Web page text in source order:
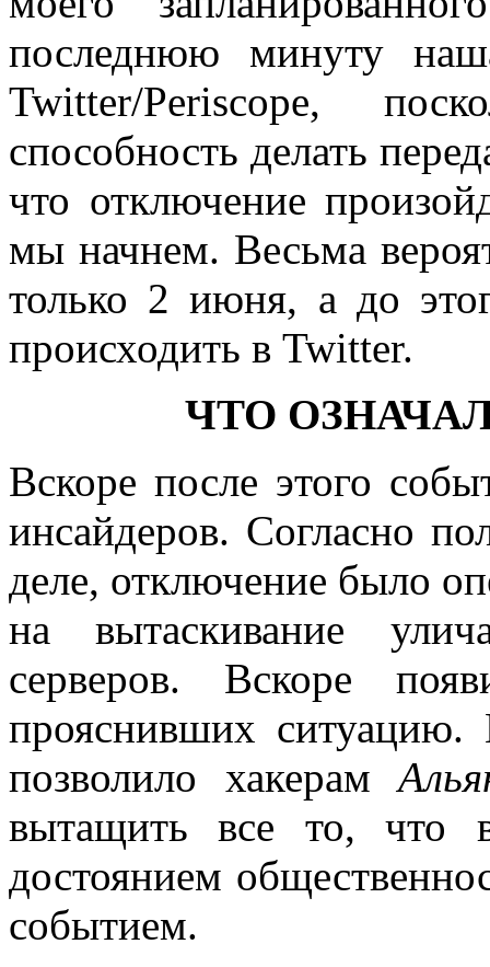
последнюю минуту
Twitter/Periscope,
способность делать
что отключение
мы начнем. Весьма
только 2 июня, а до
происходить в Twitter.
ЧТО
Вскоре после этого
инсайдеров. Согласно
деле, отключение было
на вытаскивание
серверов. Вскоре
прояснивших ситуацию.
позволило хакерам
вытащить все то, что
достоянием
событием.